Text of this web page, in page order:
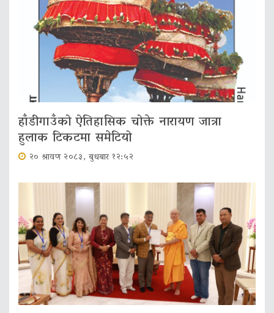
हाँडीगाउँको ऐतिहासिक चोक्ते नारायण जात्रा
हुलाक टिकटमा समेटियो
२० श्रावण २०८३, बुधबार १२:५२